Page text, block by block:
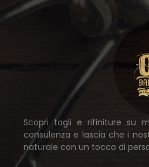
Scopri tagli e rifiniture su
consulenza e lascia che i
naturale con un tocco di